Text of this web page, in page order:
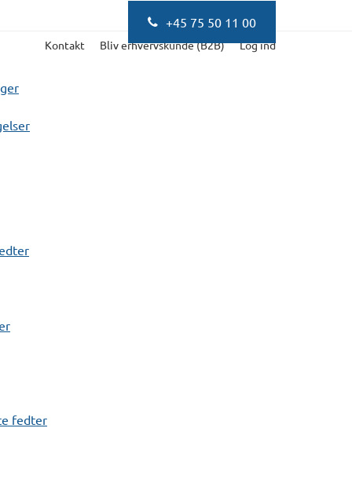
+45 75 50 11 00
Kontakt Bliv erhvervskunde (B2B) Log ind
fedter